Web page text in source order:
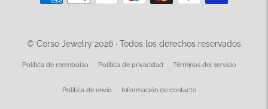
aceptados
© Corso Jewelry 2026 · Todos los derechos reservados
Política de reembolso Política de privacidad Términos del servicio
Política de envío Información de contacto